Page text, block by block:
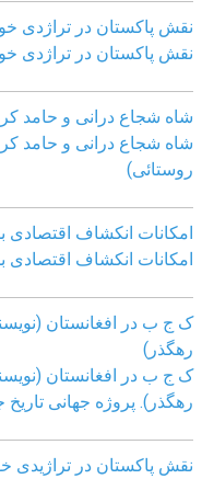
نقش پاکستان در تراژدی
نقش پاکستان در تراژدی
شاه شجاع درانی و حامد
شاه شجاع درانی و حامد
روستائی)
امکانات انکشاف اقتصادی
امکانات انکشاف اقتصادی
ک ج ب در افغانستان
رهگذر)
ک ج ب در افغانستان
رهگذر). پروژه جهانی
نقش پاکستان در تراژیدی